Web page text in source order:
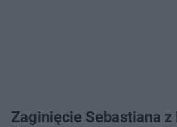
Zaginięcie Sebastiana z